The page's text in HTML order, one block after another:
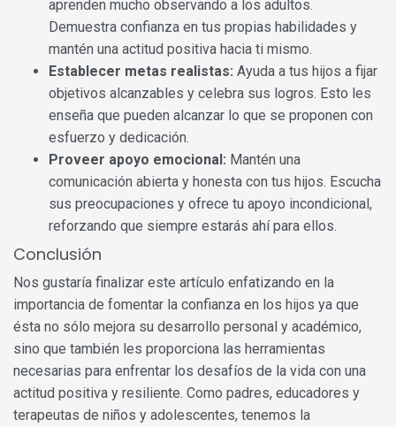
aprenden mucho observando a los adultos.
Demuestra confianza en tus propias habilidades y
mantén una actitud positiva hacia ti mismo.
Establecer metas realistas: Ayuda a tus hijos a fijar
objetivos alcanzables y celebra sus logros. Esto les
enseña que pueden alcanzar lo que se proponen con
esfuerzo y dedicación.
Proveer apoyo emocional: Mantén una
comunicación abierta y honesta con tus hijos. Escucha
sus preocupaciones y ofrece tu apoyo incondicional,
reforzando que siempre estarás ahí para ellos.
Conclusión
Nos gustaría finalizar este artículo enfatizando en la
importancia de fomentar la confianza en los hijos ya que
ésta no sólo mejora su desarrollo personal y académico,
sino que también les proporciona las herramientas
necesarias para enfrentar los desafíos de la vida con una
actitud positiva y resiliente. Como padres, educadores y
terapeutas de niños y adolescentes, tenemos la